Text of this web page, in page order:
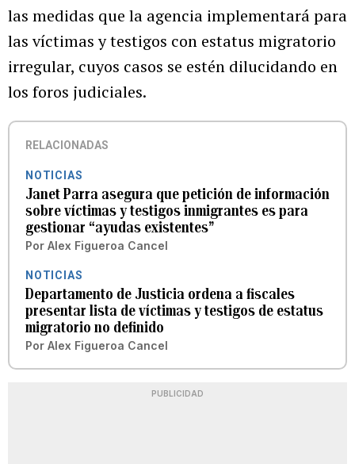
las medidas que la agencia implementará para
las víctimas y testigos con estatus migratorio
irregular, cuyos casos se estén dilucidando en
los foros judiciales.
RELACIONADAS
NOTICIAS
Janet Parra asegura que petición de información
sobre víctimas y testigos inmigrantes es para
gestionar “ayudas existentes”
Por Alex Figueroa Cancel
NOTICIAS
Departamento de Justicia ordena a fiscales
presentar lista de víctimas y testigos de estatus
migratorio no definido
Por Alex Figueroa Cancel
PUBLICIDAD